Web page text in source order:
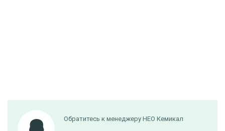
Обратитесь к менеджеру НЕО Кемикал